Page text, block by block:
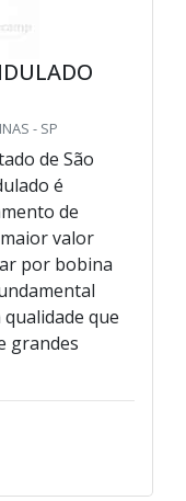
- SP
de São
é
de
valor
por bobina
que
grandes